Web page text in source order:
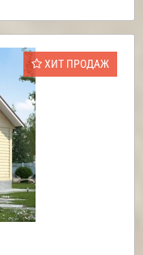
ХИТ ПРОДАЖ